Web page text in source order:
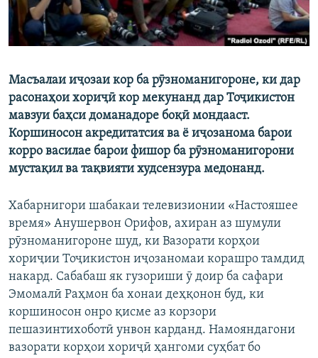
Масъалаи иҷозаи кор ба рӯзноманигороне, ки дар
расонаҳои хориҷӣ кор мекунанд дар Тоҷикистон
мавзуи баҳси доманадоре боқӣ мондааст.
Коршиносон акредитатсия ва ё иҷозанома барои
корро василае барои фишор ба рӯзноманигорони
мустақил ва тақвияти худсензура медонанд.
Хабарнигори шабакаи телевизионии «Настояшее
время» Анушервон Орифов, ахиран аз шумули
рӯзноманигороне шуд, ки Вазорати корҳои
хориҷии Тоҷикистон иҷозаномаи корашро тамдид
накард. Сабабаш як гузориши ӯ доир ба сафари
Эмомалӣ Раҳмон ба хонаи деҳқонон буд, ки
коршиносон онро қисме аз корзори
пешазинтихоботӣ унвон карданд. Намояндагони
вазорати корҳои хориҷӣ ҳангоми суҳбат бо